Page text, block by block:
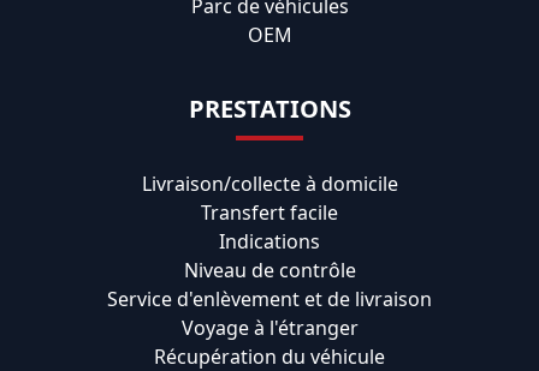
Parc de véhicules
OEM
PRESTATIONS
Livraison/collecte à domicile
Transfert facile
Indications
Niveau de contrôle
Service d'enlèvement et de livraison
Voyage à l'étranger
Récupération du véhicule